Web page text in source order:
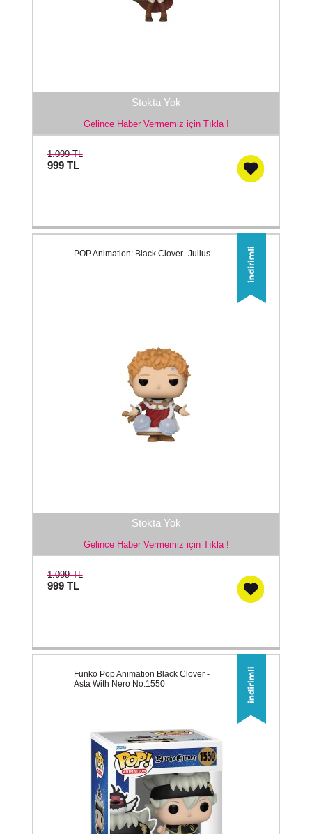
Stokta Yok
Gelince Haber Vermemiz için Tıkla !
1.099 TL
999 TL
Stokta Yok
Gelince Haber Vermemiz için Tıkla !
POP Animation: Black Clover- Julius
1.099 TL
999 TL
Funko Pop Animation Black Clover -
Asta With Nero No:1550